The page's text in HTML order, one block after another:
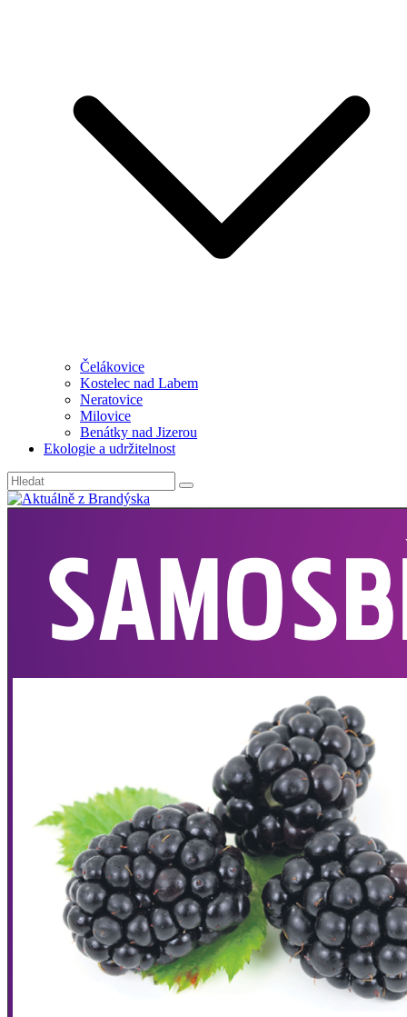
Čelákovice
Kostelec nad Labem
Neratovice
Milovice
Benátky nad Jizerou
Ekologie a udržitelnost